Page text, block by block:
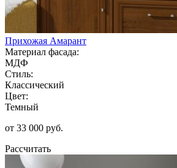
Прихожая Амарант
Материал фасада:
МДФ
Стиль:
Классический
Цвет:
Темный
от 33 000 руб.
Рассчитать